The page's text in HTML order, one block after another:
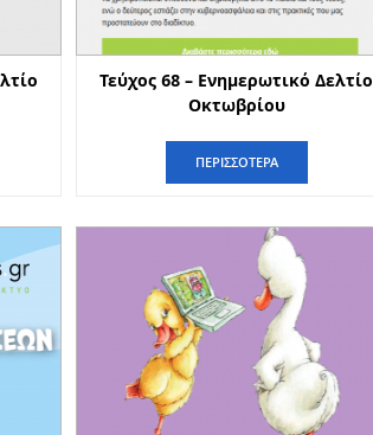
Τεύχος 68 – Ενημερωτικό Δελτίο
Οκτωβρίου
ΠΕΡΙΣΣΟΤΕΡΑ